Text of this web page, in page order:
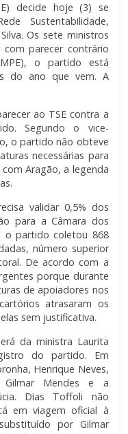
decide hoje (3) se
Sustentabilidade,
Os sete ministros
parecer contrário
o partido está
do ano que vem. A
ao TSE contra a
Segundo o vice-
o partido não obteve
necessárias para
Aragão, a legenda
validar 0,5% dos
para a Câmara dos
o partido coletou 868
número superior
De acordo com a
porque durante
de apoiadores nos
atrasaram os
sem justificativa.
da ministra Laurita
do partido. Em
Henrique Neves,
Gilmar Mendes e a
Dias Toffoli não
em viagem oficial à
por Gilmar